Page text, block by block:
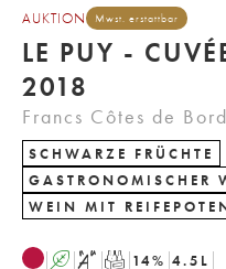
AUKTION Mwst. erstattbar
LE PUY -
2018
Francs Côtes de
SCHWARZE FRÜCHTE
GASTRONOMISCHER
WEIN MIT
A S T 14% 4.5 L